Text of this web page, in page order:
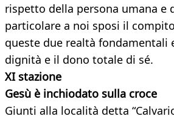
rispetto della persona umana e
particolare a noi sposi il
queste due realtà fondamentali
dignità e il dono totale di sé.
XI stazione
Gesù è inchiodato sulla croce
Giunti alla località detta